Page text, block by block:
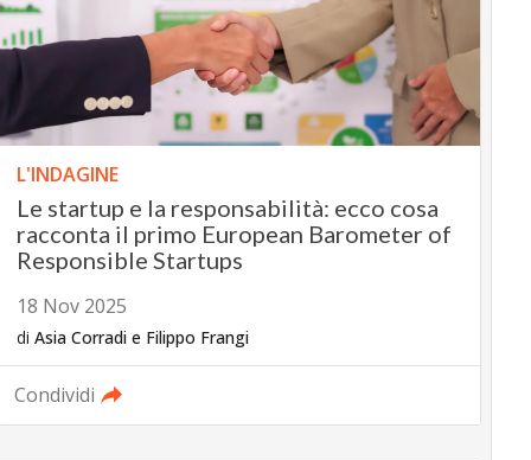
L'INDAGINE
Le startup e la responsabilità: ecco cosa
racconta il primo European Barometer of
Responsible Startups
18 Nov 2025
di Asia Corradie Filippo Frangi
Condividi